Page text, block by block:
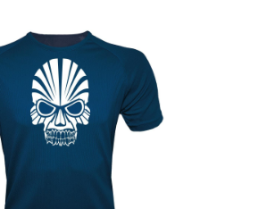
la
página
de
producto
producto
tiene
múltiples
variantes.